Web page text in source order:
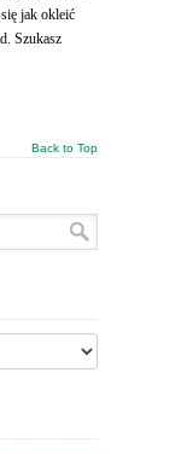
jak okleić
Szukasz
Back to Top